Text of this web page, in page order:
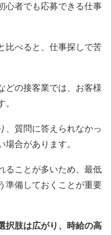
心者でも応募できる仕事
比べると、仕事探しで苦
どの接客業では、お客様
、質問に答えられなかっ
合があります。
ることが多いため、最低
準備しておくことが重要
択肢は広がり、時給の高